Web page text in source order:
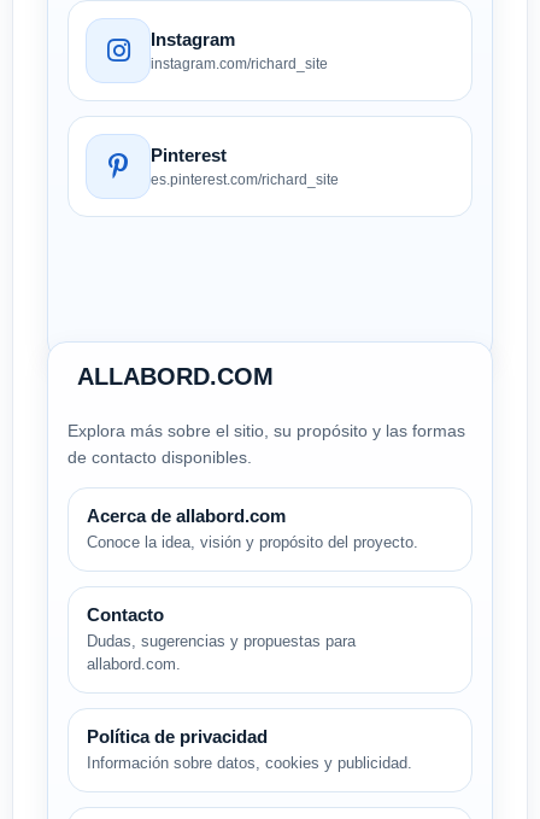
Instagram
instagram.com/richard_site
Pinterest
es.pinterest.com/richard_site
ALLABORD.COM
Explora más sobre el sitio, su propósito y las formas
de contacto disponibles.
Acerca de allabord.com
Conoce la idea, visión y propósito del proyecto.
Contacto
Dudas, sugerencias y propuestas para
allabord.com.
Política de privacidad
Información sobre datos, cookies y publicidad.